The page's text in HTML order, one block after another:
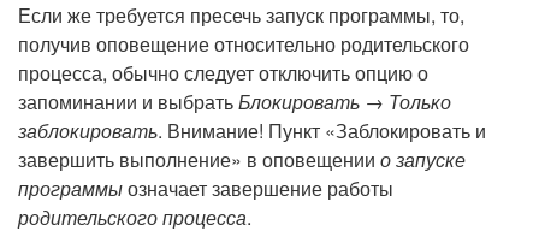
Если же требуется пресечь запуск программы, то,
получив оповещение относительно родительского
процесса, обычно следует отключить опцию о
запоминании и выбратьБлокировать → Только
заблокировать. Внимание! Пункт «Заблокировать и
завершить выполнение» в оповещении о запуске
программыозначает завершение работы
родительского процесса.